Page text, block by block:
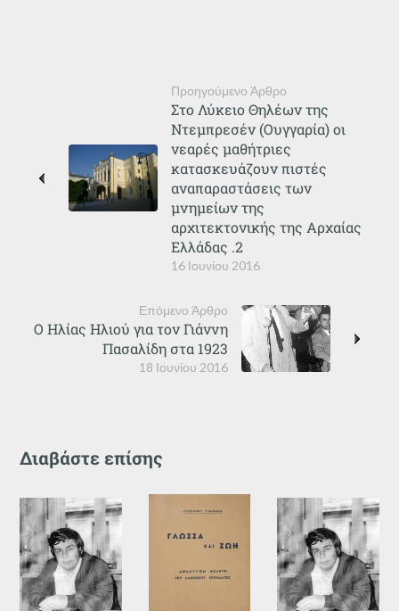
Προηγούμενο Άρθρο
16 Ιουνίου 2016
Στο Λύκειο Θηλέων της
Ντεμπρεσέν (Ουγγαρία) οι
νεαρές μαθήτριες
κατασκευάζουν πιστές
αναπαραστάσεις των
μνημείων της
αρχιτεκτονικής της Αρχαίας
Ελλάδας .2
Επόμενο Άρθρο
18 Ιουνίου 2016
Ο Ηλίας Ηλιού για τον Γιάννη
Πασαλίδη στα 1923
Διαβάστε επίσης